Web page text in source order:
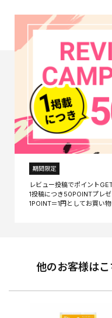
期間限定
レビュー投稿でポイント
1投稿につき50POINTプレゼ
他のお客様は